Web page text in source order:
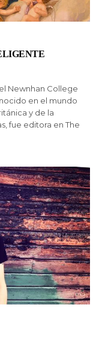
Newnhan College
en el mundo
y de la
fue editora en The